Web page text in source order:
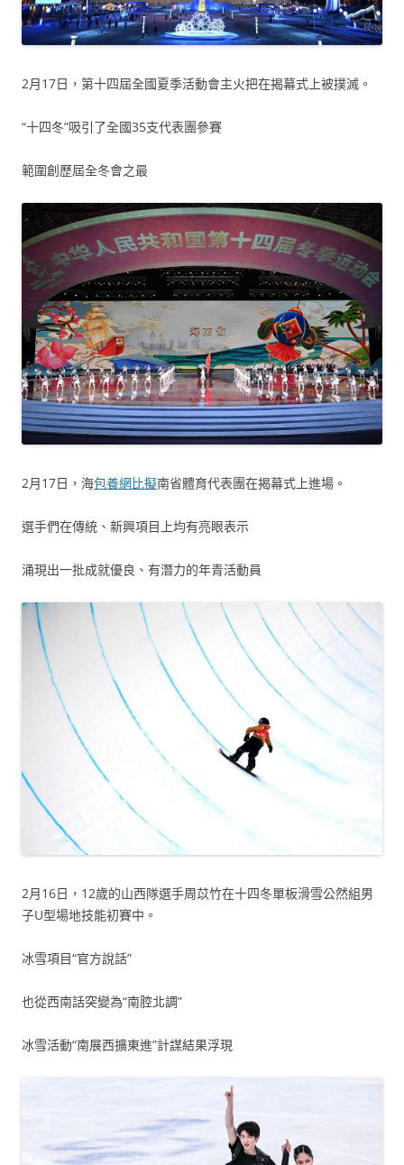
2月17日，第十四屆全國夏季活動會主火把在揭幕式上被撲滅。
“十四冬”吸引了全國35支代表團參賽
範圍創歷屆全冬會之最
2月17日，海包養網比擬南省體育代表團在揭幕式上進場。
選手們在傳統、新興項目上均有亮眼表示
涌現出一批成就優良、有潛力的年青活動員
2月16日，12歲的山西隊選手周苡竹在十四冬單板滑雪公然組男
子U型場地技能初賽中。
冰雪項目“官方說話”
也從西南話突變為“南腔北調”
冰雪活動“南展西擴東進”計謀結果浮現